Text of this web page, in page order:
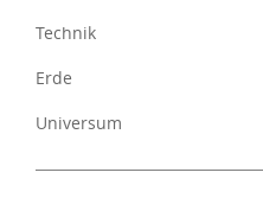
Technik
Erde
Universum